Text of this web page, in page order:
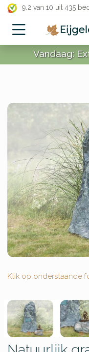
9.2 van 10 uit 435
close
Vandaag:
Klik op onderstaande